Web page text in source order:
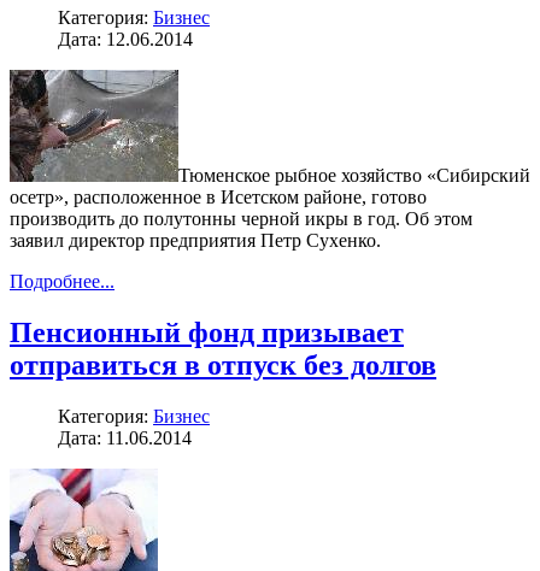
Категория: Бизнес
Дата: 12.06.2014
Тюменское рыбное хозяйство «Сибирский
осетр», расположенное в Исетском районе, готово
производить до полутонны черной икры в год. Об этом
заявил директор предприятия Петр Сухенко.
Подробнее...
Пенсионный фонд призывает
отправиться в отпуск без долгов
Категория: Бизнес
Дата: 11.06.2014